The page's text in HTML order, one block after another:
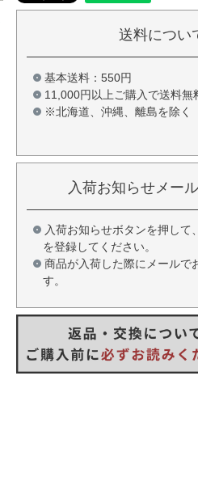
送料につい
基本送料：550円
11,000円以上ご購入で送料無
※北海道、沖縄、離島を除く
入荷お知らせメー
入荷お知らせボタンを押して
を登録してください。
商品が入荷した際にメールで
す。